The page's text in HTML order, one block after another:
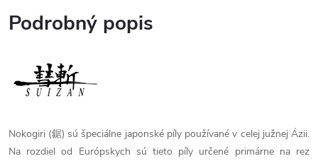
Podrobný popis
Nokogiri (鋸) sú špeciálne japonské píly používané v celej južnej Ázii.
Na rozdiel od Európskych sú tieto píly určené primárne na rez